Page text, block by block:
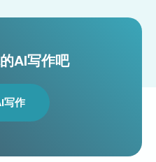
AI写作吧
写作